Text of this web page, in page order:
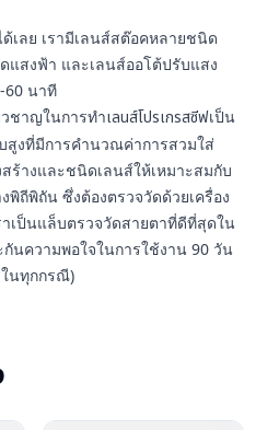
เลย เรามีเลนส์สต๊อคหลายชนิด
แสงฟ้า และเลนส์ออโต้ปรับแสง
60 นาที
วชาญในการทำเลนส์โปรเกรสซีฟเป็น
สูงที่มีการคำนวณค่าการสวมใส่
ร้างและชนิดเลนส์ให้เหมาะสมกับ
ถีพิถัน ซึ่งต้องตรวจวัดด้วยเครื่อง
เป็นแล็บตรวจวัดสายตาที่ดีที่สุดใน
กันความพอใจในการใช้งาน 90 วัน
นทุกกรณี)